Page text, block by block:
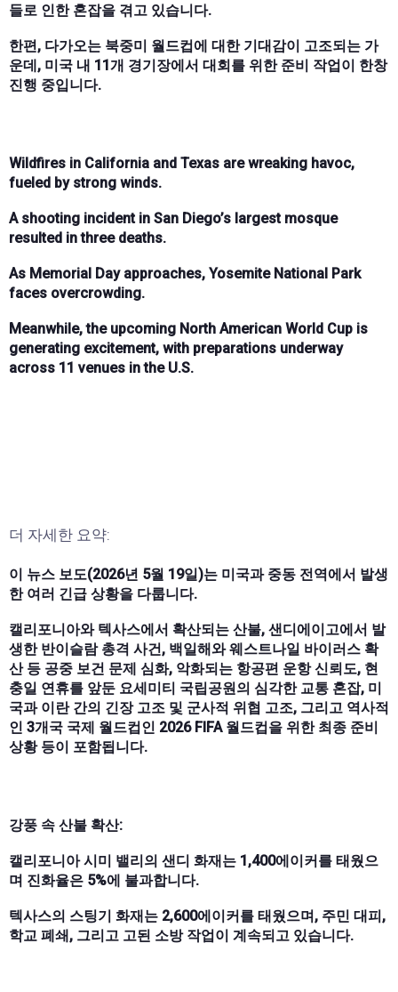
들로 인한 혼잡을 겪고 있습니다.
한편, 다가오는 북중미 월드컵에 대한 기대감이 고조되는 가
운데, 미국 내 11개 경기장에서 대회를 위한 준비 작업이 한창
진행 중입니다.
Wildfires in California and Texas are wreaking havoc,
fueled by strong winds.
A shooting incident in San Diego’s largest mosque
resulted in three deaths.
As Memorial Day approaches, Yosemite National Park
faces overcrowding.
Meanwhile, the upcoming North American World Cup is
generating excitement, with preparations underway
across 11 venues in the U.S.
더 자세한 요약:
이 뉴스 보도(2026년 5월 19일)는 미국과 중동 전역에서 발생
한 여러 긴급 상황을 다룹니다.
캘리포니아와 텍사스에서 확산되는 산불, 샌디에이고에서 발
생한 반이슬람 총격 사건, 백일해와 웨스트나일 바이러스 확
산 등 공중 보건 문제 심화, 악화되는 항공편 운항 신뢰도, 현
충일 연휴를 앞둔 요세미티 국립공원의 심각한 교통 혼잡, 미
국과 이란 간의 긴장 고조 및 군사적 위협 고조, 그리고 역사적
인 3개국 국제 월드컵인 2026 FIFA 월드컵을 위한 최종 준비
상황 등이 포함됩니다.
강풍 속 산불 확산:
캘리포니아 시미 밸리의 샌디 화재는 1,400에이커를 태웠으
며 진화율은 5%에 불과합니다.
텍사스의 스팅기 화재는 2,600에이커를 태웠으며, 주민 대피,
학교 폐쇄, 그리고 고된 소방 작업이 계속되고 있습니다.